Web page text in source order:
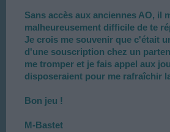
Sans accès aux anciennes AO, il
malheureusement difficile de te
Je crois me souvenir que c'était
d'une souscription chez un
me tromper et je fais appel aux
disposeraient pour me rafraîchir
Bon jeu !
M-Bastet